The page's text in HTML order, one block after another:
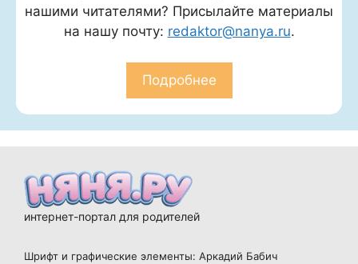
нашими читателями? Присылайте материалы
на нашу почту: redaktor@nanya.ru.
Подробнее
интернет-портал для родителей
Шрифт и графические элементы: Аркадий Бабич